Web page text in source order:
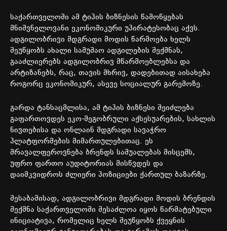
საქართველოში ამ ტიპის ბიზნესის წამოწყებას
მნიშვნელოვანი ეკონომიკური უპირატესობაც აქვს.
ადგილობრივი მდგრადი მოდის წარმოება ხელს
შეუწყობს ახალი სამუშაო ადგილების შექმნას,
გააძლიერებს ადგილობრივ მწარმოებლებსა და
არტიზანებს, რაც, თავის მხრივ, დადებითად აისახება
როგორც ეკონომიკურ, ასევე სოციალურ გარემოზე.
გარდა ტანსაცმლისა, ამ ტიპის ბიზნესი შეიძლება
გაფართოვდეს ეკო-მეგობრული აქსესუარების, სახლის
ნივთებისა და ონლაინ მდგრადი სავაჭრო
პლატფორმების მიმართულებითაც. ეს
მრავალფეროვნება ბრენდს საშუალებას მისცემს,
უფრო ფართო აუდიტორიას მისწვდეს და
დაიმკვიდროს ძლიერი პოზიციები ქართულ ბაზარზე.
შესაბამისად, ადგილობრივი მდგრადი მოდის ბრენდის
შექმნა საქართველოში შესაძლოა იყოს წარმატებული
ინიციატივა, რომელიც ხელს შეუწყობს ქვეყნის